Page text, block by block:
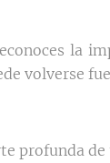
la
volverse
profunda de